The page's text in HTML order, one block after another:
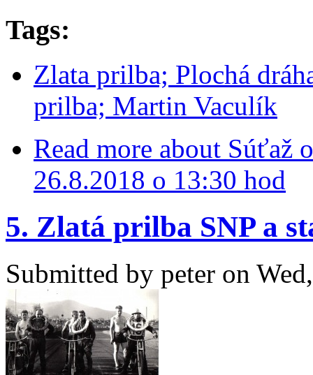
Tags:
Zlata prilba; Plochá
prilba; Martin Vaculík
Read more about Súťaž
26.8.2018 o 13:30 hod
5. Zlatá prilba SNP a
Submitted by peter on